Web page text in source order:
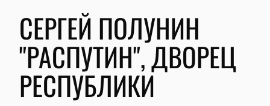
СЕРГЕЙ ПОЛУНИН
"РАСПУТИН", ДВОРЕЦ
РЕСПУБЛИКИ